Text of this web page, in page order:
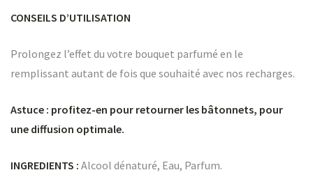
CONSEILS D’UTILISATION
Prolongez l’effet du votre bouquet parfumé en le
remplissant autant de fois que souhaité avec nos recharges.
Astuce : profitez-en pour retourner les bâtonnets, pour
une diffusion optimale.
INGREDIENTS : Alcool dénaturé, Eau, Parfum.